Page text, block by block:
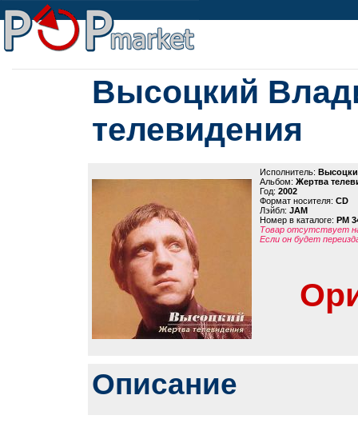
Высоцкий
телевидения
Исполнитель:
Альбом: Жертва
Год: 2002
Формат носителя: CD
Лэйбл: JAM
Номер в каталоге: PM
Товар отсутствует
Если он будет
Описание